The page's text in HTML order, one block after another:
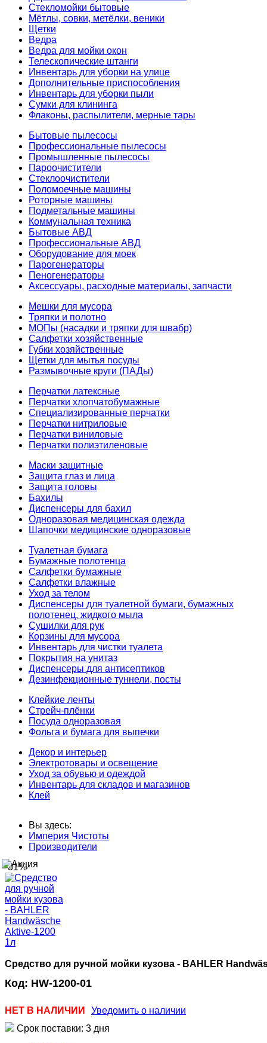
Стекломойки бытовые
Мётлы, совки, метёлки, веники
Щетки
Ведра
Ведра для мойки окон
Телескопические штанги
Инвентарь для уборки на улице
Дополнительные приспособления
Инвентарь для уборки пыли
Сумки для клининга
Флаконы, распылители, мерные тары
Бытовые пылесосы
Профессиональные пылесосы
Промышленные пылесосы
Пароочистители
Стеклоочистители
Поломоечные машины
Роторные машины
Подметальные машины
Коммунальная техника
Бытовые АВД
Профессиональные АВД
Оборудование для моек
Парогенераторы
Пеногенераторы
Аксессуары, расходные материалы, запчасти
Мешки для мусора
Тряпки и полотно
МОПы (насадки и тряпки для швабр)
Салфетки хозяйственные
Губки хозяйственные
Щетки для мытья посуды
Размывочные круги (ПАДы)
Перчатки латексные
Перчатки хлопчатобумажные
Специализированные перчатки
Перчатки нитриловые
Перчатки виниловые
Перчатки полиэтиленовые
Маски защитные
Защита глаз и лица
Защита головы
Бахилы
Диспенсеры для бахил
Одноразовая медицинская одежда
Шапочки медицинские одноразовые
Туалетная бумага
Бумажные полотенца
Салфетки бумажные
Салфетки влажные
Уход за телом
Диспенсеры для туалетной бумаги, бумажных
полотенец, жидкого мыла
Сушилки для рук
Корзины для мусора
Инвентарь для чистки туалета
Покрытия на унитаз
Диспенсеры для антисептиков
Дезинфекционные туннели, посты
Клейкие ленты
Стрейч-плёнки
Посуда одноразовая
Фольга и бумага для выпечки
Декор и интерьер
Электротовары и освещение
Уход за обувью и одеждой
Инвентарь для складов и магазинов
Клей
Вы здесь:
Империя Чистоты
Производители
-31%
Средство для ручной мойки кузова - BAHLER
Код: HW-1200-01
НЕТ В НАЛИЧИИ
Уведомить о наличии
Срок поставки: 3 дня